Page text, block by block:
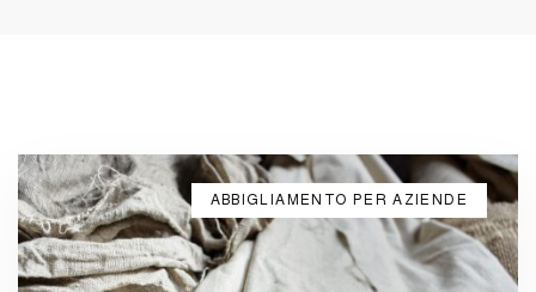
ABBIGLIAMENTO PER AZIENDE